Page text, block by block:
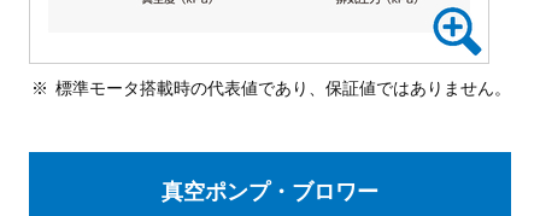
標準モータ搭載時の代表値であり、保証値ではありません。
真空ポンプ・ブロワー